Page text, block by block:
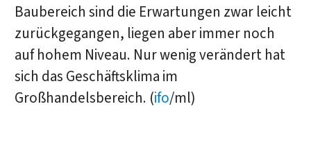
Baubereich sind die Erwartungen zwar leicht
zurückgegangen, liegen aber immer noch
auf hohem Niveau. Nur wenig verändert hat
sich das Geschäftsklima im
Großhandelsbereich. (ifo/ml)